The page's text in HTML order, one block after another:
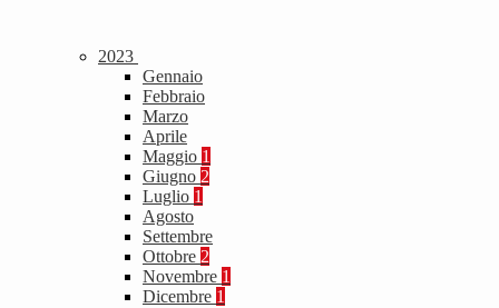
2023
Gennaio
Febbraio
Marzo
Aprile
Maggio 1
Giugno 2
Luglio 1
Agosto
Settembre
Ottobre 2
Novembre 1
Dicembre 1